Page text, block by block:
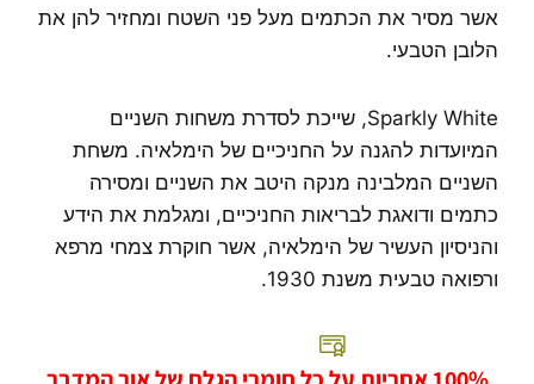
אשר מסיר את הכתמים מעל פני השטח ומחזיר להן את
הלובן הטבעי.
Sparkly White, שייכת לסדרת משחות השניים
המיועדות להגנה על החניכיים של הימלאיה. משחת
השניים המלבינה מנקה היטב את השניים ומסירה
כתמים ודואגת לבריאות החניכיים, ומגלמת את הידע
והניסיון העשיר של הימלאיה, אשר חוקרת צמחי מרפא
ורפואה טבעית משנת 1930.